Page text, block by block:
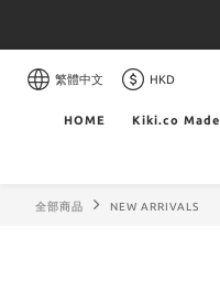
繁體中文 HKD
HOME Kiki.co Made
全部商品 NEW ARRIVALS